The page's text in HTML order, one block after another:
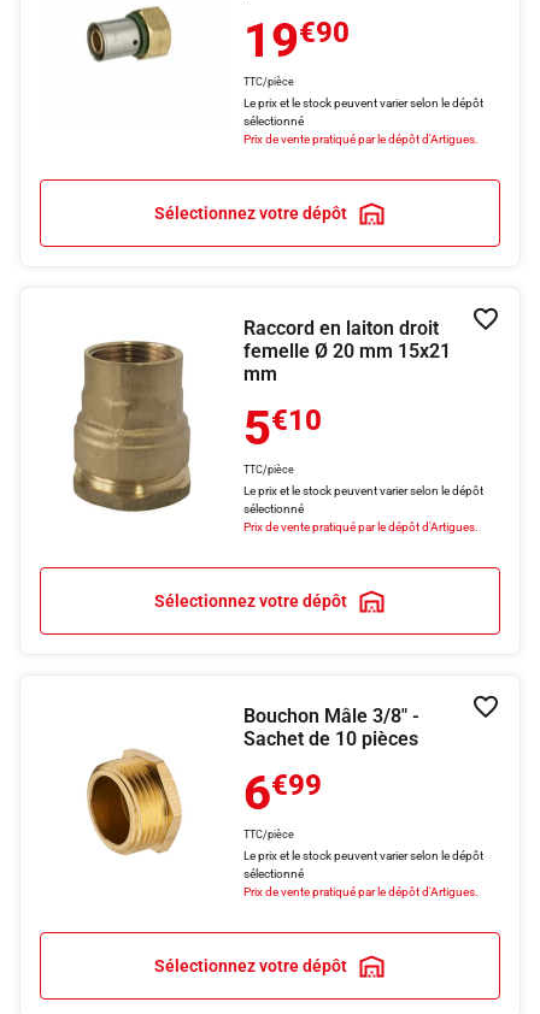
19€90
TTC/pièce
Le prix et le stock peuvent varier selon le dépôt
sélectionné
Prix de vente pratiqué par le dépôt d'Artigues.
Sélectionnez votre dépôt
Raccord en laiton droit
femelle Ø 20 mm 15x21
mm
5€10
TTC/pièce
Le prix et le stock peuvent varier selon le dépôt
sélectionné
Prix de vente pratiqué par le dépôt d'Artigues.
Sélectionnez votre dépôt
Bouchon Mâle 3/8" -
Sachet de 10 pièces
6€99
TTC/pièce
Le prix et le stock peuvent varier selon le dépôt
sélectionné
Prix de vente pratiqué par le dépôt d'Artigues.
Sélectionnez votre dépôt